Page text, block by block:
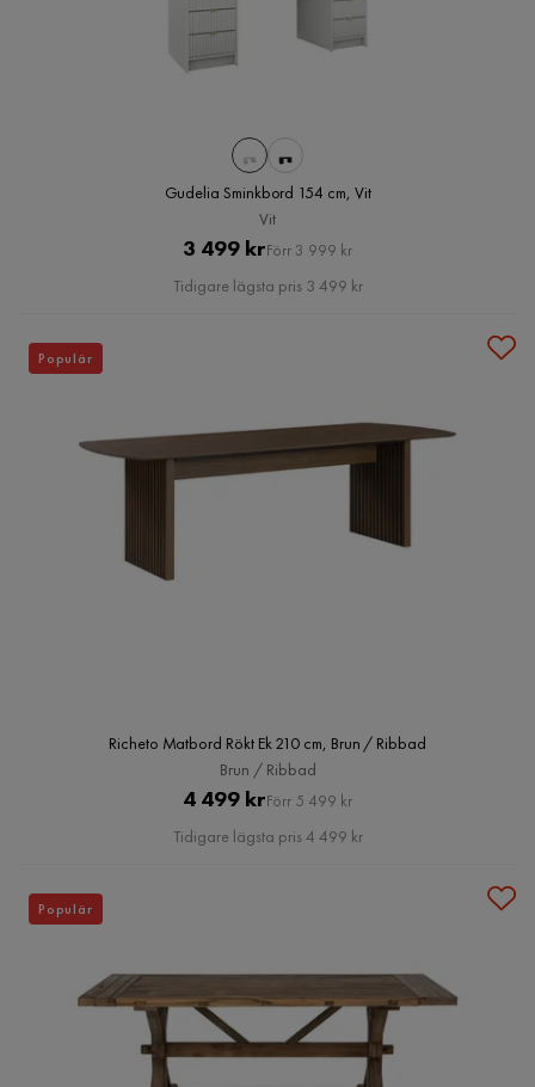
Gudelia Sminkbord 154 cm, Vit
Vit
Pris
3 499 krOriginal
Pris
Förr 3 999 kr
Tidigare lägsta pris 3 499 kr
Richeto Matbord Rökt Ek 210 cm, Brun / Ribbad
Brun / Ribbad
Pris
4 499 krOriginal
Pris
Förr 5 499 kr
Tidigare lägsta pris 4 499 kr
Populär
Populär